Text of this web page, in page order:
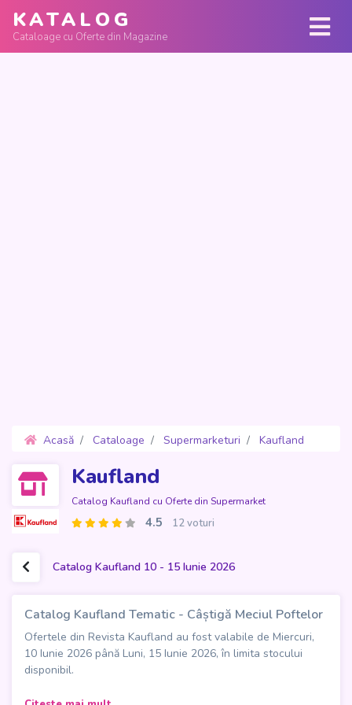
KATALOG
Cataloage cu Oferte din Magazine
Acasă Cataloage Supermarketuri
Kaufland
Kaufland
Catalog Kaufland cu Oferte din Supermarket
4.5 12 voturi
Catalog Kaufland 10 - 15 Iunie 2026
Catalog Kaufland Tematic - Câștigă Meciul Poftelor
Ofertele din Revista Kaufland au fost valabile de Miercuri,
10 Iunie 2026 până Luni, 15 Iunie 2026, în limita stocului
disponibil.
Catalogul Kaufland Tematic - Câștigă Meciul Poftelor aduce